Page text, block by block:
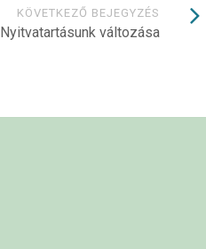
KÖVETKEZŐ BEJEGYZÉS
Nyitvatartásunk változása